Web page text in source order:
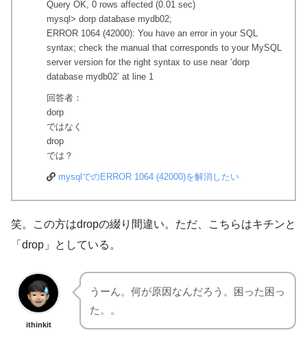
Query OK, 0 rows affected (0.01 sec)
mysql> dorp database mydb02;
ERROR 1064 (42000): You have an error in your SQL
syntax; check the manual that corresponds to your MySQL
server version for the right syntax to use near ‘dorp
database mydb02’ at line 1
回答者：
dorp
ではなく
drop
では？
mysqlでのERROR 1064 (42000)を解消したい
笑。この方はdropの綴り間違い。ただ、こちらはキチンと
「drop」としている。
ithinkit
うーん。何が原因なんだろう。困った困っ
た。。